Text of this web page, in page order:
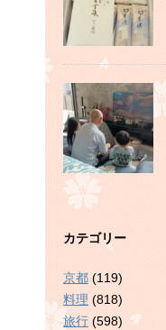
カテゴリー
京都 (119)
料理 (818)
旅行 (598)